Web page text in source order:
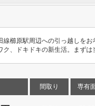
線櫛原駅周辺への引っ越しを
ク、ドキドキの新生活。まず
間取り 専有